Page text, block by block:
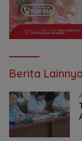
Berita Lainnya